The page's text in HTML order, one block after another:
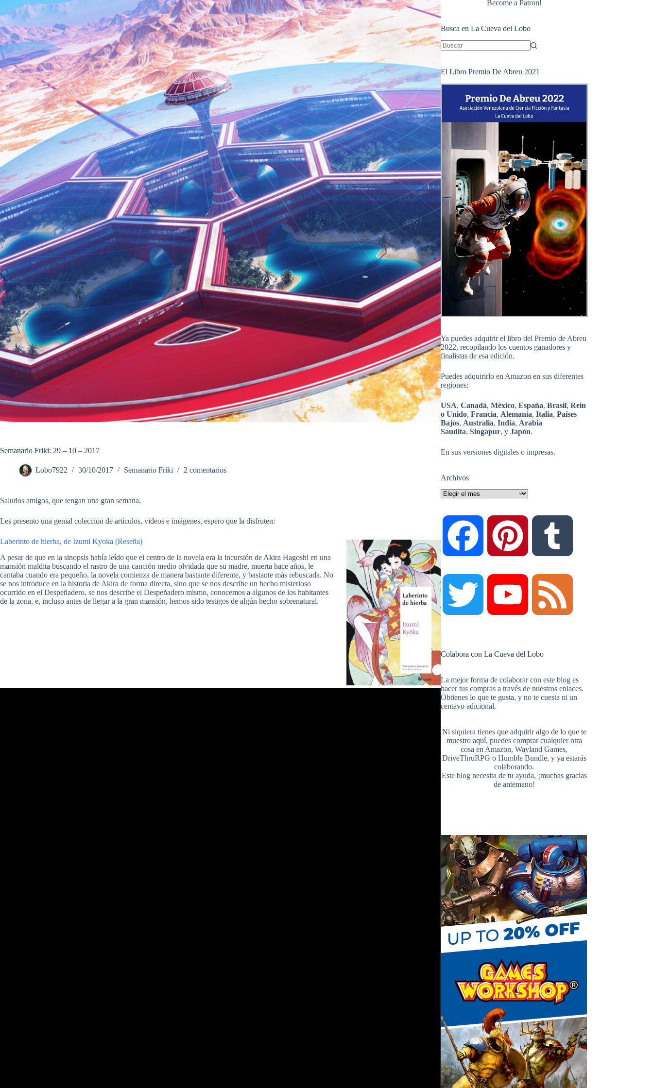
Semanario Friki: 29 – 10 – 2017
Lobo7922 30/10/2017 Semanario Friki 2 comentarios
Saludos amigos, que tengan una gran semana.
Les presento una genial colección de artículos, videos e imágenes, espero que la disfruten:
Laberinto de hierba, de Izumi Kyoka (Reseña)
A pesar de que en la sinopsis había leído que el centro de la novela era la incursión de Akira Hagoshi en una
mansión maldita buscando el rastro de una canción medio olvidada que su madre, muerta hace años, le
cantaba cuando era pequeño, la novela comienza de manera bastante diferente, y bastante más rebuscada. No
se nos introduce en la historia de Akira de forma directa, sino que se nos describe un hecho misterioso
ocurrido en el Despeñadero, se nos describe el Despeñadero mismo, conocemos a algunos de los habitantes
de la zona, e, incluso antes de llegar a la gran mansión, hemos sido testigos de algún hecho sobrenatural.
Become a Patron!
Busca en La Cueva del Lobo
El Libro Premio De Abreu 2021
Ya puedes adquirir el libro del Premio de Abreu
2022, recopilando los cuentos ganadores y
finalistas de esa edición.
Puedes adquirirlo en Amazon en sus diferentes
regiones:
USA,Canadá,México,España,Brasil,Rein
o Unido,Francia, Alemania,Italia,Países
Bajos, Australia,India, Arabia
Saudita,Singapur, yJapón.
En sus versiones digitales o impresas.
Archivos
Archivos
e
b
o
o
t
e
r
e
t
l
r
t
r
u
e
C
h
a
n
n
e
Colabora con La Cueva del Lobo
La mejor forma de colaborar con este blog es
hacer tus compras a través de nuestros enlaces.
Obtienes lo que te gusta, y no te cuesta ni un
centavo adicional.
Ni siquiera tienes que adquirir algo de lo que te
muestro aquí, puedes comprar cualquier otra
cosa en Amazon,Wayland Games,
DriveThruRPG o Humble Bundle, y ya estarás
colaborando.
Este blog necesita de tu ayuda, ¡muchas gracias
de antemano!